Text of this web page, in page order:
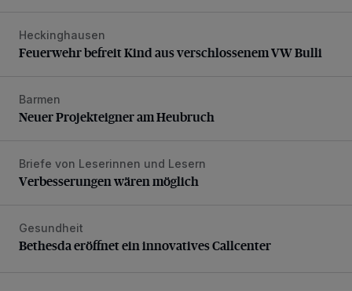
Feuerwehr befreit Kind aus verschlossenem VW Bulli
Heckinghausen
Feuerwehr befreit Kind aus verschlossenem VW Bulli
Neuer Projekteigner am Heubruch
Barmen
Neuer Projekteigner am Heubruch
Verbesserungen wären möglich
Briefe von Leserinnen und Lesern
Verbesserungen wären möglich
Bethesda eröffnet ein innovatives Callcenter
Gesundheit
Bethesda eröffnet ein innovatives Callcenter